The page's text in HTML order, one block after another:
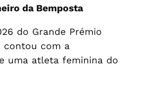
da Bemposta
do Grande Prémio
contou com a
uma atleta feminina do